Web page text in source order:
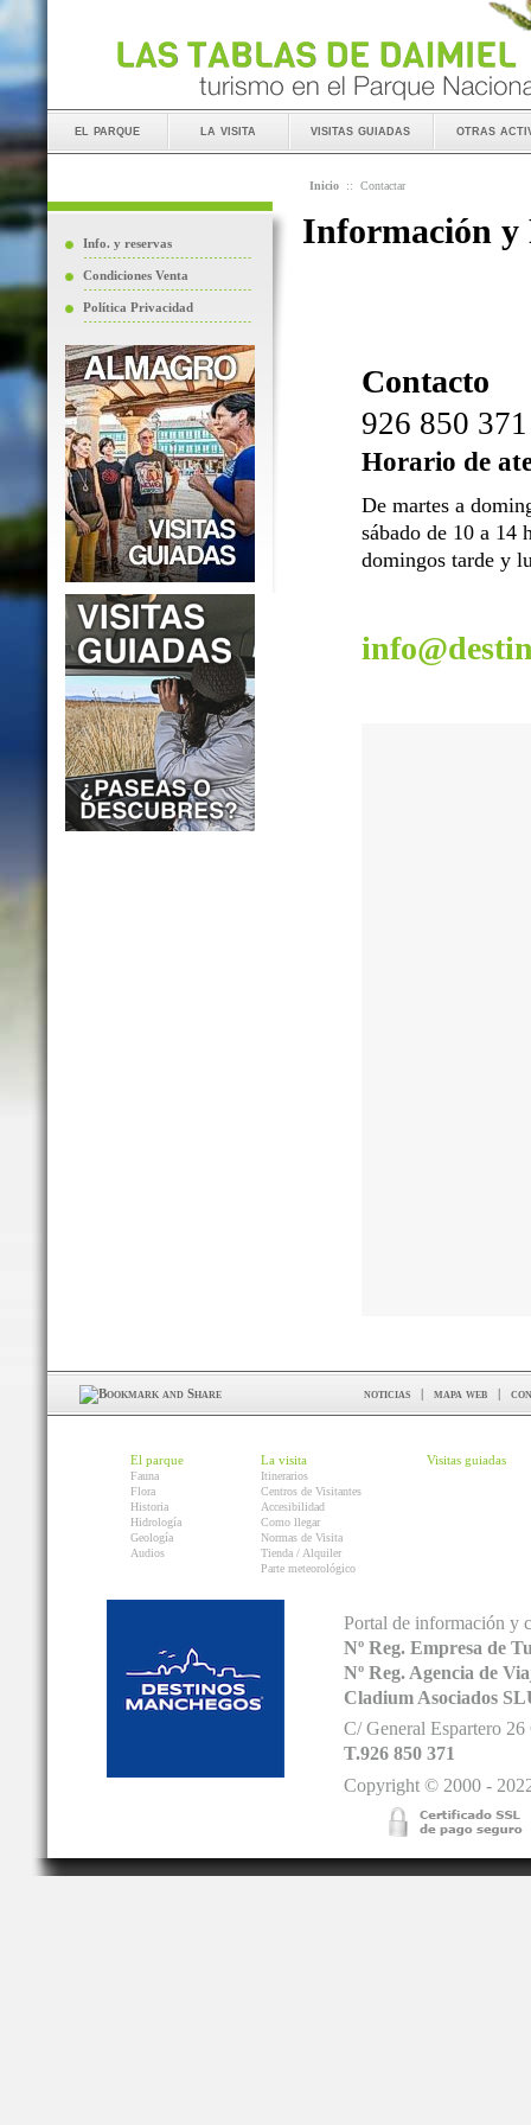
el parque la visita visitas guiadas otras
Info. y reservas
Condiciones Venta
Política Privacidad
Inicio :: Contactar
Información y
Contacto
926 850 371
Horario de
De martes a
sábado de 10 a 14
domingos tarde y
noticias | mapa web |
El parque
Fauna
Flora
Historia
Hidrología
Geología
Audios
La visita
Itinerarios
Centros de Visitantes
Accesibilidad
Como llegar
Normas de Visita
Tienda / Alquiler
Parte meteorológico
Visitas guiadas
Portal de información y
Nº Reg. Empresa de
Nº Reg. Agencia de
Cladium Asociados
C/ General Espartero
T.926 850 371
Copyright © 2000 -